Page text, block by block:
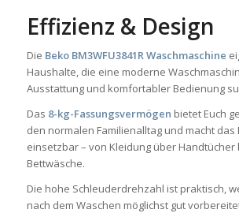
Effizienz & Design
Die Beko BM3WFU3841R Waschmaschine
Haushalte, die eine moderne
Ausstattung und komfortabler Bedienung
Das 8-kg-Fassungsvermögen bietet Euch
den normalen Familienalltag und macht das
einsetzbar – von Kleidung über Handtücher
Bettwäsche.
Die hohe Schleuderdrehzahl ist praktisch,
nach dem Waschen möglichst gut